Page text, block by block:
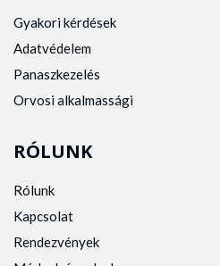
Gyakori kérdések
Adatvédelem
Panaszkezelés
Orvosi alkalmassági
RÓLUNK
Rólunk
Kapcsolat
Rendezvények